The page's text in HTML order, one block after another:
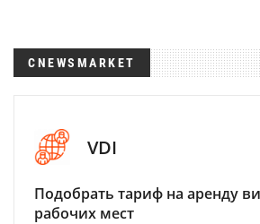
CNEWSMARKET
VDI
Подобрать тариф на аренду
рабочих мест